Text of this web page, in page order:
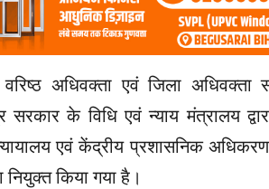
वरिष्ठ अधिवक्ता एवं जिला अधिवक्ता
के विधि एवं न्याय मंत्रालय
एवं केंद्रीय प्रशासनिक
किया गया है।